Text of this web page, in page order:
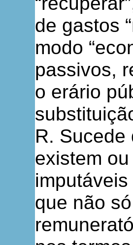
de gastos
modo
passivos,
o erário
R.
existem
que não